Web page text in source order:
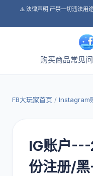
⚠️ 法律声明:严禁一切违法用
购买商品常见
FB大玩家首页 / Instagram
IG账户
份注册/